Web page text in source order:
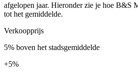
afgelopen jaar. Hieronder zie je hoe B&S
tot het gemiddelde.
Verkoopprijs
5% boven het stadsgemiddelde
+5%